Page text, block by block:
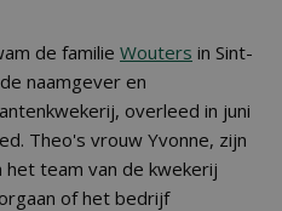
de familie Wouters in Sint-
naamgever en
overleed in juni
Theo's vrouw Yvonne, zijn
team van de kwekerij
of het bedrijf